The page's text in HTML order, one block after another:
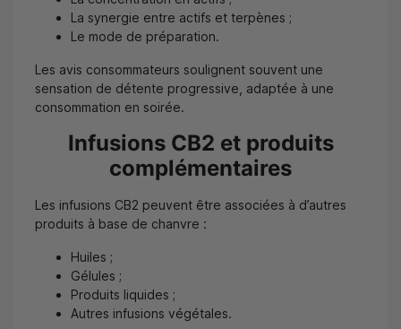
La synergie entre actifs et terpènes ;
Le mode de préparation.
Les avis consommateurs soulignent souvent une
sensation de détente progressive, adaptée à une
consommation en soirée.
Infusions CB2 et produits
complémentaires
Les infusions CB2 peuvent être associées à d’autres
produits à base de chanvre :
Huiles ;
Gélules ;
Produits liquides ;
Autres infusions végétales.